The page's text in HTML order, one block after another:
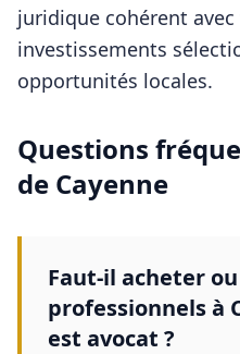
juridique cohérent
investissements
opportunités locales.
Questions
de Cayenne
Faut-il acheter
professionnels à
est avocat ?